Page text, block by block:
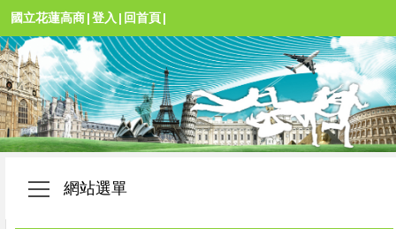
國立花蓮高商|登入 | 回首頁|
網站選單